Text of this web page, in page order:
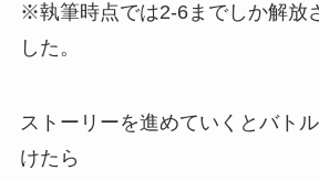
※執筆時点では2-6までしか解放
した。
ストーリーを進めていくとバト
けたら